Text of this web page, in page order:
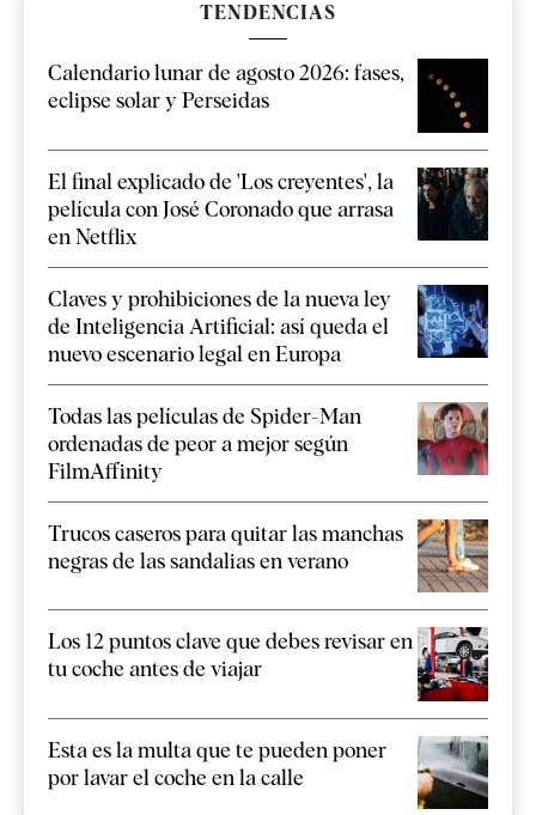
TENDENCIAS
Calendario lunar de agosto 2026: fases,
eclipse solar y Perseidas
El final explicado de 'Los creyentes', la
película con José Coronado que arrasa
en Netflix
Claves y prohibiciones de la nueva ley
de Inteligencia Artificial: así queda el
nuevo escenario legal en Europa
Todas las películas de Spider-Man
ordenadas de peor a mejor según
FilmAffinity
Trucos caseros para quitar las manchas
negras de las sandalias en verano
Los 12 puntos clave que debes revisar en
tu coche antes de viajar
Esta es la multa que te pueden poner
por lavar el coche en la calle